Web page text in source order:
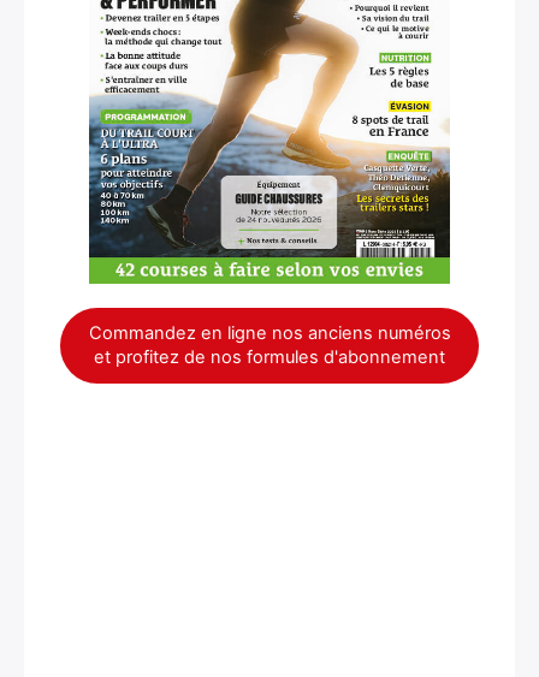
Commandez en ligne nos anciens numéros
et profitez de nos formules d'abonnement